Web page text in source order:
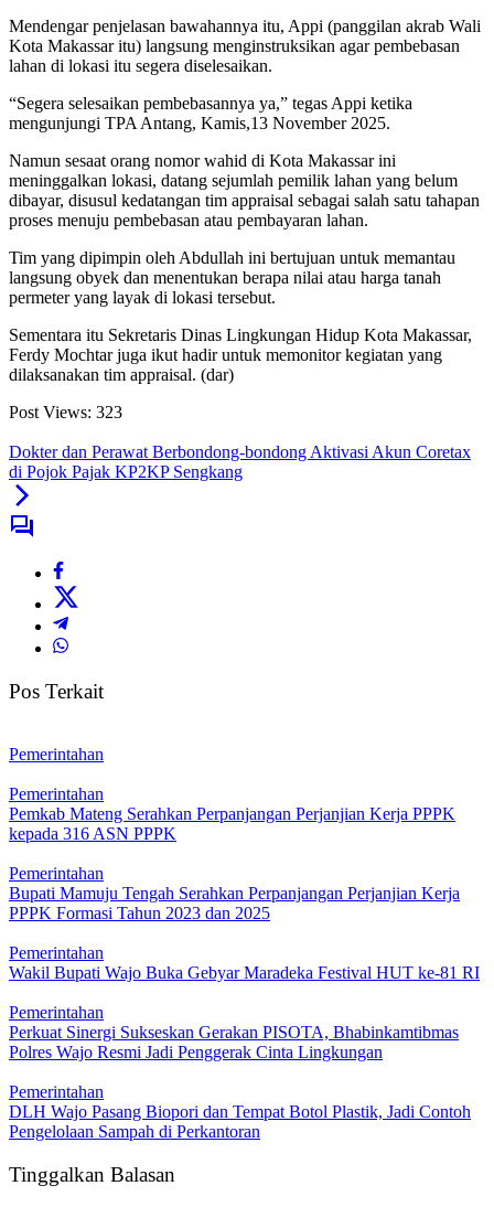
Mendengar penjelasan bawahannya itu, Appi (panggilan akrab Wali
Kota Makassar itu) langsung menginstruksikan agar pembebasan
lahan di lokasi itu segera diselesaikan.
“Segera selesaikan pembebasannya ya,” tegas Appi ketika
mengunjungi TPA Antang, Kamis,13 November 2025.
Namun sesaat orang nomor wahid di Kota Makassar ini
meninggalkan lokasi, datang sejumlah pemilik lahan yang belum
dibayar, disusul kedatangan tim appraisal sebagai salah satu tahapan
proses menuju pembebasan atau pembayaran lahan.
Tim yang dipimpin oleh Abdullah ini bertujuan untuk memantau
langsung obyek dan menentukan berapa nilai atau harga tanah
permeter yang layak di lokasi tersebut.
Sementara itu Sekretaris Dinas Lingkungan Hidup Kota Makassar,
Ferdy Mochtar juga ikut hadir untuk memonitor kegiatan yang
dilaksanakan tim appraisal. (dar)
Post Views: 323
Dokter dan Perawat Berbondong-bondong Aktivasi Akun Coretax
di Pojok Pajak KP2KP Sengkang
Pos Terkait
Pemerintahan
Pemerintahan
Pemkab Mateng Serahkan Perpanjangan Perjanjian Kerja PPPK
kepada 316 ASN PPPK
Pemerintahan
Bupati Mamuju Tengah Serahkan Perpanjangan Perjanjian Kerja
PPPK Formasi Tahun 2023 dan 2025
Pemerintahan
Wakil Bupati Wajo Buka Gebyar Maradeka Festival HUT ke-81 RI
Pemerintahan
Perkuat Sinergi Sukseskan Gerakan PISOTA, Bhabinkamtibmas
Polres Wajo Resmi Jadi Penggerak Cinta Lingkungan
Pemerintahan
DLH Wajo Pasang Biopori dan Tempat Botol Plastik, Jadi Contoh
Pengelolaan Sampah di Perkantoran
Tinggalkan Balasan